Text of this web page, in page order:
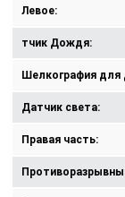
Левое:
тчик Дождя:
Шелкография
Датчик света:
Правая часть: